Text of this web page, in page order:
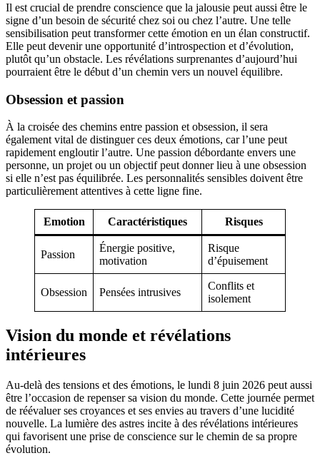
Il est crucial de prendre conscience que la jalousie peut aussi être le
signe d’un besoin de sécurité chez soi ou chez l’autre. Une telle
sensibilisation peut transformer cette émotion en un élan constructif.
Elle peut devenir une opportunité d’introspection et d’évolution,
plutôt qu’un obstacle. Les révélations surprenantes d’aujourd’hui
pourraient être le début d’un chemin vers un nouvel équilibre.
Obsession et passion
À la croisée des chemins entre passion et obsession, il sera
également vital de distinguer ces deux émotions, car l’une peut
rapidement engloutir l’autre. Une passion débordante envers une
personne, un projet ou un objectif peut donner lieu à une obsession
si elle n’est pas équilibrée. Les personnalités sensibles doivent être
particulièrement attentives à cette ligne fine.
Emotion Caractéristiques Risques
Passion
Énergie positive,
motivation
Risque
d’épuisement
Obsession Pensées intrusives
Conflits et
isolement
Vision du monde et révélations
intérieures
Au-delà des tensions et des émotions, le lundi 8 juin 2026 peut aussi
être l’occasion de repenser sa vision du monde. Cette journée permet
de réévaluer ses croyances et ses envies au travers d’une lucidité
nouvelle. La lumière des astres incite à des révélations intérieures
qui favorisent une prise de conscience sur le chemin de sa propre
évolution.